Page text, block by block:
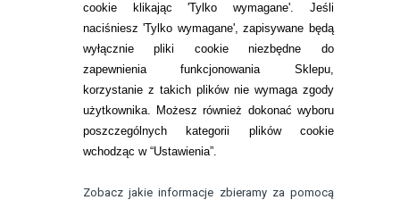
cookie klikając 'Tylko wymagane'. Jeśli
naciśniesz 'Tylko wymagane', zapisywane będą
wyłącznie pliki cookie niezbędne do
zapewnienia funkcjonowania Sklepu,
korzystanie z takich plików nie wymaga zgody
użytkownika. Możesz również dokonać wyboru
poszczególnych kategorii plików cookie
wchodząc w “Ustawienia”.
Zobacz jakie informacje zbieramy za pomocą
ZMIEŃ USTAWIENIA ZGODY NA CIASTECZKA
KONTAKT
telefon:
22 113 44 42
telefon:
732 08 08 72